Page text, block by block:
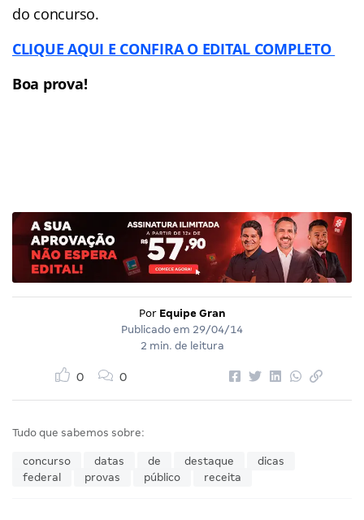
do concurso.
CLIQUE AQUI E CONFIRA O EDITAL COMPLETO
Boa prova!
Por Equipe Gran
Publicado em 29/04/14
2 min. de leitura
0 0
Tudo que sabemos sobre:
concurso datas de destaque
dicas
federal
provas público receita